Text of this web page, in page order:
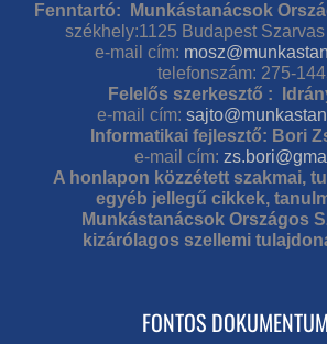
Fenntartó: Munkástanácsok
székhely:1125 Budapest
e-mail cím:
telefonszám: 275-
Felelős szerkesztő :
e-mail cím:
Informatikai fejlesztő: Bori
e-mail cím:
A honlapon közzétett szakmai,
egyéb jellegű cikkek,
Munkástanácsok Országos
kizárólagos szellemi
FONTOS